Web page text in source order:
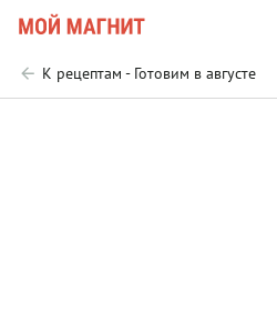
К рецептам - Готовим в августе